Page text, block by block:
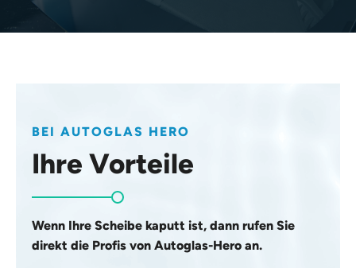
BEI AUTOGLAS HERO
Ihre Vorteile
Wenn Ihre Scheibe kaputt ist, dann rufen Sie
direkt die Profis von Autoglas-Hero an.